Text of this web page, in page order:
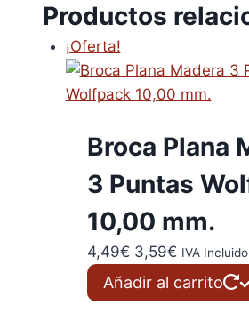
Productos
¡Oferta!
Broca Plana
3 Puntas
10,00 mm.
4,49€ El
precio
original
3,59€El
precio
actual
IVA Incluido
Añadir al carrito